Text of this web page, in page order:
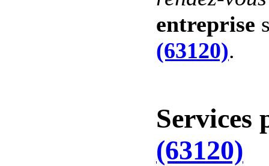
entreprise
(63120).
Services
(63120)